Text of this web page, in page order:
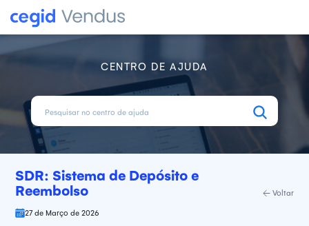
CENTRO DE AJUDA
SDR: Sistema de Depósito e
Reembolso
27 de Março de 2026
Voltar